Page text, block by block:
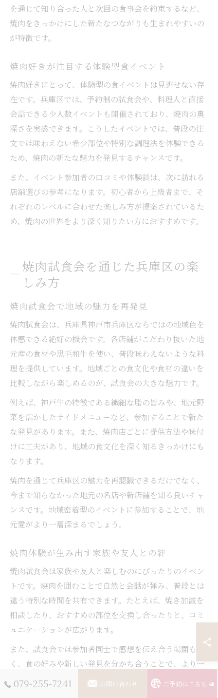
を通じて知り合った人と次回の食事会を約束するなど、
焼肉をきっかけにした新たなつながりも生まれやすいの
が特徴です。
焼肉好きが注目する体験型食イベント
焼肉好きにとって、体験型の食イベントは見逃せない存
在です。兵庫区では、予約制の試食会や、料理人と直接
会話できる少人数イベントも開催されており、焼肉の奥
深さを実感できます。こうしたイベントでは、普段の注
文では味わえない希少部位や特別な調理法を体験できる
ため、焼肉の新たな魅力を発見するチャンスです。
また、イベント参加者の口コミや体験談は、次に訪れる
店舗選びの参考になります。初心者から上級者まで、そ
れぞれのレベルに合わせた楽しみ方が提案されているた
め、焼肉の世界をより深く知りたい方におすすめです。
焼肉試食会を通じた兵庫区の楽
しみ方
焼肉試食会で地域の魅力を再発見
焼肉試食会は、兵庫県神戸市兵庫区ならではの地域色を
体感できる絶好の機会です。各店舗がこだわり抜いた地
元産の食材や黒毛和牛を使い、普段味わえないような料
理を提供しています。地域ごとの食文化や食材の違いを
比較しながら楽しめるのが、試食会の大きな魅力です。
例えば、神戸牛の特徴である繊細な脂の旨みや、地元野
菜を活かしたサイドメニューなど、参加することで新た
な発見があります。また、焼肉店ごとに提供方法や味付
けに工夫があり、地域の食文化を深く知るきっかけにも
なります。
焼肉を通じて兵庫区の魅力を再認識できるだけでなく、
今まで知らなかった地元の名店や新店舗を知る良いチャ
ンスです。地域密着型のイベントに参加することで、地
元愛がより一層深まるでしょう。
焼肉体験が生み出す家族や友人との絆
焼肉試食会は家族や友人と楽しむのにぴったりのイベン
トです。焼肉を囲むことで自然と会話が弾み、普段とは
違う特別な時間を共有できます。たとえば、焼き加減を
相談したり、おすすめの部位を交換し合ったりと、コミ
ュニケーションが広がります。
また、試食会では参加者同士で感想を伝え合う場面も多
く、食の好みや新しい発見を分かち合うことで、より一
層の絆が生まれます。特にお子さま連れのご家族や、久
079-255-7241 お問い合わせ ご予約はこちら